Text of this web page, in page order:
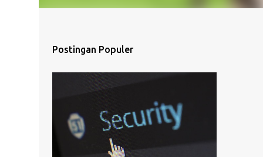
Postingan Populer